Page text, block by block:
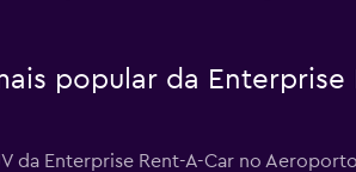
popular da Enterprise
da Enterprise Rent-A-Car no